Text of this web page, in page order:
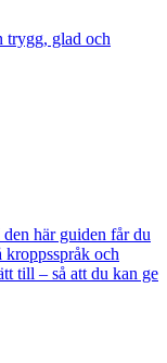
trygg, glad och
här guiden får du
kroppsspråk och
till – så att du kan ge